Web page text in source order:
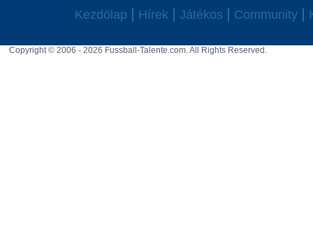
Kezdölap Hírek Játékos Community
Copyright © 2006 - 2026 Fussball-Talente.com. All Rights Reserved.